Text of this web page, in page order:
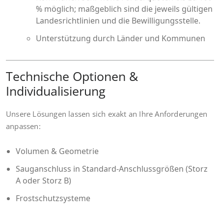
% möglich; maßgeblich sind die jeweils gültigen
Landesrichtlinien und die Bewilligungsstelle.
Unterstützung durch Länder und Kommunen
Technische Optionen &
Individualisierung
Unsere Lösungen lassen sich exakt an Ihre Anforderungen
anpassen:
Volumen & Geometrie
Sauganschluss in Standard-Anschlussgrößen (Storz
A oder Storz B)
Frostschutzsysteme